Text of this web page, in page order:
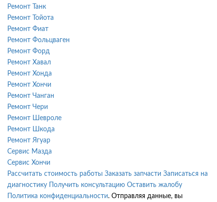
Ремонт Танк
Ремонт Тойота
Ремонт Фиат
Ремонт Фольцваген
Ремонт Форд
Ремонт Хавал
Ремонт Хонда
Ремонт Хончи
Ремонт Чанган
Ремонт Чери
Ремонт Шевроле
Ремонт Шкода
Ремонт Ягуар
Сервис Мазда
Сервис Хончи
Рассчитать стоимость работы Заказать запчасти Записаться на
диагностику
Получить консультацию Оставить жалобу
Политика конфиденциальности. Отправляя данные, вы